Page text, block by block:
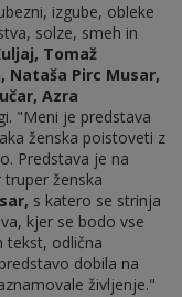
izgube, obleke
solze, smeh in
Tomaž
Nataša Pirc Musar,
Azra
"Meni je predstava
ženska poistoveti z
Predstava je na
ženska
s katero se strinja
kjer se bodo vse
tekst, odlična
dobila na
življenje."